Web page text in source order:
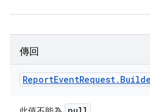
傳回
ReportEventRequest.